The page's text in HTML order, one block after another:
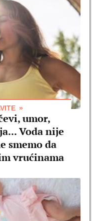
umor,
Voda nije
smemo da
vrućinama